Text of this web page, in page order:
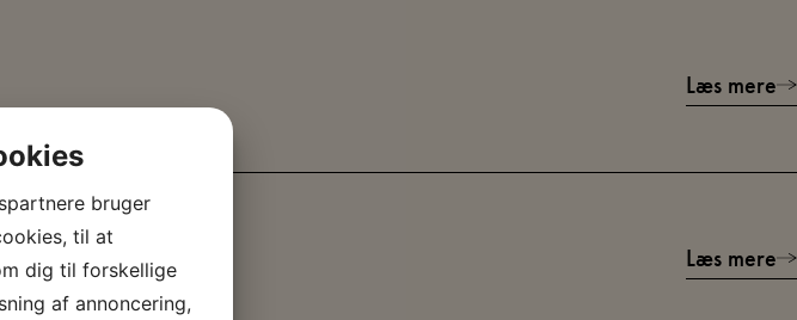
Læs mere
Læs mere
bruger
til at
dig til forskellige
af annoncering,